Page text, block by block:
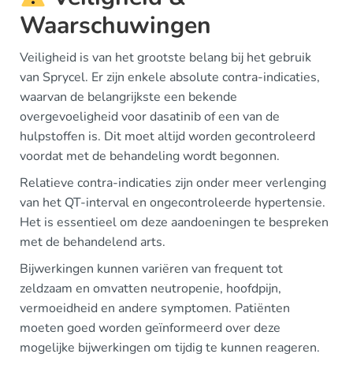
Waarschuwingen
Veiligheid is van het grootste belang bij het gebruik
van Sprycel. Er zijn enkele absolute contra-indicaties,
waarvan de belangrijkste een bekende
overgevoeligheid voor dasatinib of een van de
hulpstoffen is. Dit moet altijd worden gecontroleerd
voordat met de behandeling wordt begonnen.
Relatieve contra-indicaties zijn onder meer verlenging
van het QT-interval en ongecontroleerde hypertensie.
Het is essentieel om deze aandoeningen te bespreken
met de behandelend arts.
Bijwerkingen kunnen variëren van frequent tot
zeldzaam en omvatten neutropenie, hoofdpijn,
vermoeidheid en andere symptomen. Patiënten
moeten goed worden geïnformeerd over deze
mogelijke bijwerkingen om tijdig te kunnen reageren.